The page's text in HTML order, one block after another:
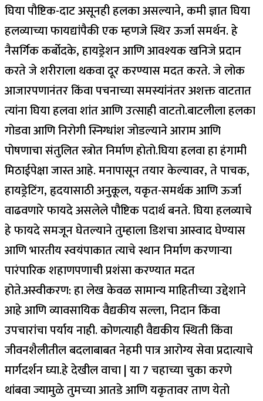
घिया पौष्टिक-दाट असूनही हलका असल्याने, कमी ज्ञात घिया
हलव्याच्या फायद्यांपैकी एक म्हणजे स्थिर ऊर्जा समर्थन.हे
नैसर्गिक कर्बोदके, हायड्रेशन आणि आवश्यक खनिजे प्रदान
करते जे शरीराला थकवा दूर करण्यास मदत करते. जे लोक
आजारपणानंतर किंवा पचनाच्या समस्यांनंतर अशक्त वाटतात
त्यांना घिया हलवा शांत आणि उत्साही वाटतो.बाटलीला हलका
गोडवा आणि निरोगी स्निग्धांश जोडल्याने आराम आणि
पोषणाचा संतुलित स्त्रोत निर्माण होतो.घिया हलवा हा हंगामी
मिठाईपेक्षा जास्त आहे. मनापासून तयार केल्यावर, ते पाचक,
हायड्रेटिंग, हृदयासाठी अनुकूल, यकृत-समर्थक आणि ऊर्जा
वाढवणारे फायदे असलेले पौष्टिक पदार्थ बनते.घिया हलव्याचे
हे फायदे समजून घेतल्याने तुम्हाला डिशचा आस्वाद घेण्यास
आणि भारतीय स्वयंपाकात त्याचे स्थान निर्माण करणाऱ्या
पारंपारिक शहाणपणाची प्रशंसा करण्यात मदत
होते.अस्वीकरण: हा लेख केवळ सामान्य माहितीच्या उद्देशाने
आहे आणि व्यावसायिक वैद्यकीय सल्ला, निदान किंवा
उपचारांचा पर्याय नाही. कोणत्याही वैद्यकीय स्थिती किंवा
जीवनशैलीतील बदलाबाबत नेहमी पात्र आरोग्य सेवा प्रदात्याचे
मार्गदर्शन घ्या.हे देखील वाचा |या 7 चहाच्या चुका करणे
थांबवा ज्यामुळे तुमच्या आतडे आणि यकृतावर ताण येतो